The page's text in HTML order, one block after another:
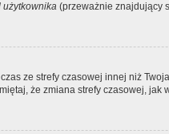
użytkownika (przeważnie znajdujący
ze strefy czasowej innej niż
że zmiana strefy czasowej,